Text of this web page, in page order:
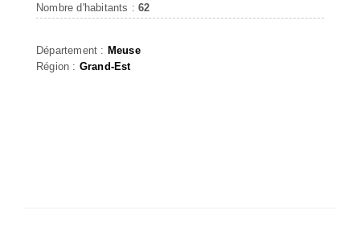
Nombre d'habitants :62
Département : Meuse
Région : Grand-Est